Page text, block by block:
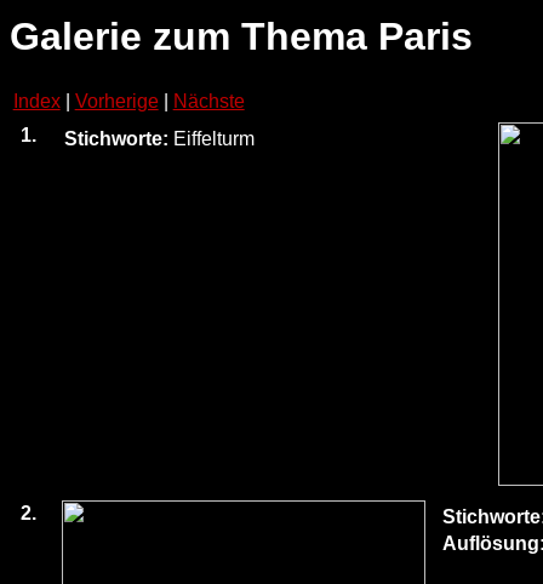
Galerie zum Thema Paris
Index| Vorherige|
Nächste
1.
Stichworte: Eiffelturm
2.